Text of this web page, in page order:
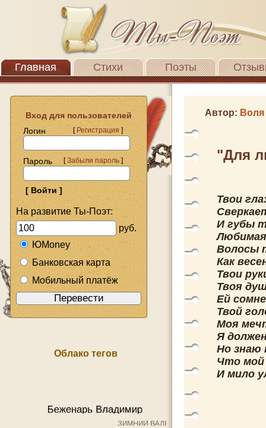
Главная Стихи Поэты
Вход для пользователей
Логин
[Регистрация]
Пароль [Забыли пароль]
На развитие Ты-Поэт:
руб.
ЮMoney
Банковская карта
Мобильный платёж
Облако тегов
Автор:
"Для
Твои
И губы
Волосы
Как
Твои
Твоя
Ей
Твой
Моя
Я
Но знаю
Что мой
И мило